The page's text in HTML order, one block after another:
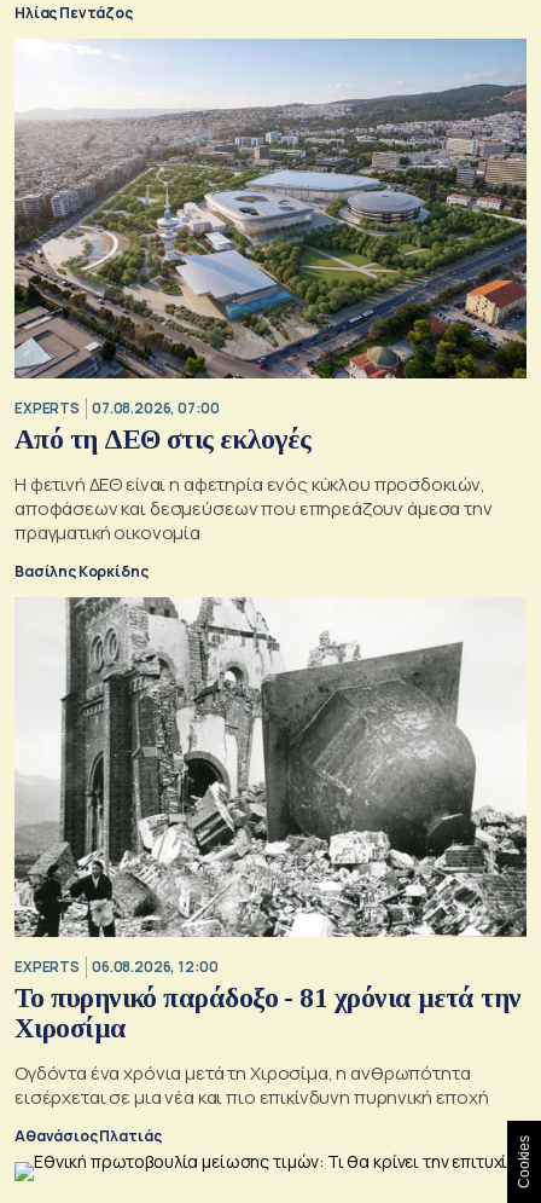
Ηλίας Πεντάζος
EXPERTS 07.08.2026, 07:00
Από τη ΔΕΘ στις εκλογές
Η φετινή ΔΕΘ είναι η αφετηρία ενός κύκλου προσδοκιών,
αποφάσεων και δεσμεύσεων που επηρεάζουν άμεσα την
πραγματική οικονομία
Βασίλης Κορκίδης
EXPERTS 06.08.2026, 12:00
Το πυρηνικό παράδοξο - 81 χρόνια μετά την
Χιροσίμα
Ογδόντα ένα χρόνια μετά τη Χιροσίμα, η ανθρωπότητα
εισέρχεται σε μια νέα και πιο επικίνδυνη πυρηνική εποχή
Αθανάσιος Πλατιάς Cookies